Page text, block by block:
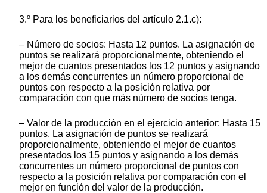
3.º Para los beneficiarios del artículo 2.1.c):
– Número de socios: Hasta 12 puntos. La asignación de
puntos se realizará proporcionalmente, obteniendo el
mejor de cuantos presentados los 12 puntos y asignando
a los demás concurrentes un número proporcional de
puntos con respecto a la posición relativa por
comparación con que más número de socios tenga.
– Valor de la producción en el ejercicio anterior: Hasta 15
puntos. La asignación de puntos se realizará
proporcionalmente, obteniendo el mejor de cuantos
presentados los 15 puntos y asignando a los demás
concurrentes un número proporcional de puntos con
respecto a la posición relativa por comparación con el
mejor en función del valor de la producción.